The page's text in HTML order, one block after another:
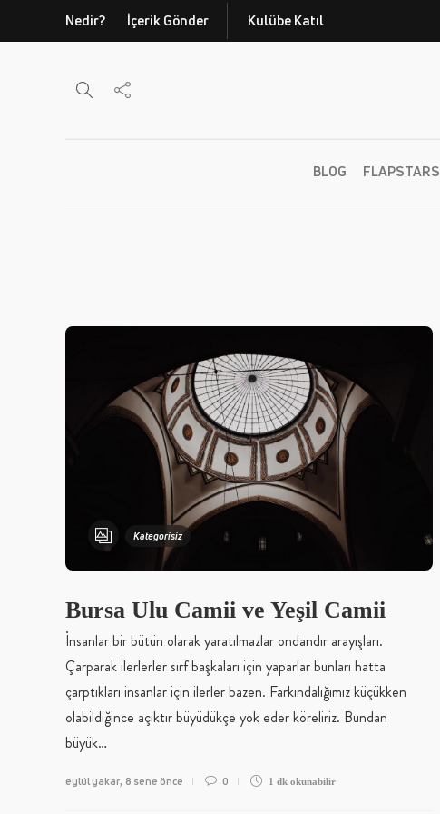
Nedir? İçerik Gönder Kulübe Katıl
BLOG FLAPSTARS
Kategorisiz
Bursa Ulu Camii ve Yeşil Camii
İnsanlar bir bütün olarak yaratılmazlar ondandır arayışları.
Çarparak ilerlerler sırf başkaları için yaparlar bunları hatta
çarptıkları insanlar için ilerler bazen. Farkındalığımız küçükken
olabildiğince açıktır büyüdükçe yok eder köreliriz. Bundan
büyük…
eylül yakar, 8 sene önce 0 1 dk okunabilir